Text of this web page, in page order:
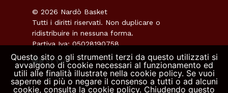
© 2026 Nardò Basket
Tutti i diritti riservati. Non duplicare o
ridistribuire in nessuna forma.
Partiva Iva: 05028190758
Questo sito o gli strumenti terzi da questo utilizzati si
avvalgono di cookie necessari al funzionamento ed
utili alle finalità illustrate nella cookie policy. Se vuoi
saperne di più o negare il consenso a tutti o ad alcuni
cookie, consulta la cookie policy. Chiudendo questo